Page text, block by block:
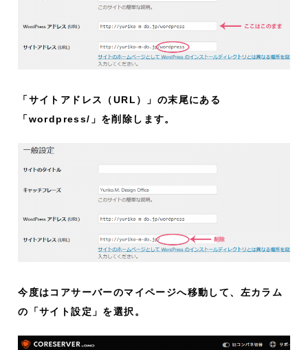
「サイトアドレス（URL）」の末尾にある
「wordpress/」を削除します。
今度はコアサーバーのマイページへ移動して、左カラム
の「サイト設定」を選択。